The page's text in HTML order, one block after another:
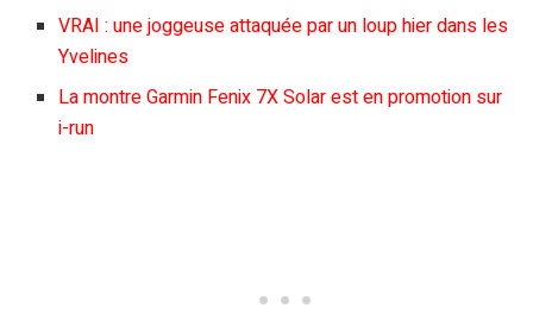
VRAI : une joggeuse attaquée par un loup hier dans les
Yvelines
La montre Garmin Fenix 7X Solar est en promotion sur
i-run